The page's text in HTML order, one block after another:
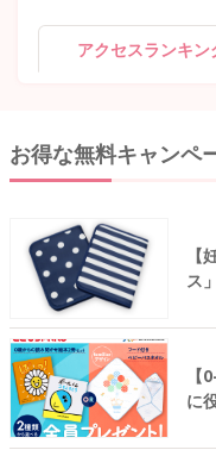
アクセスランキン
お得な無料キャンペ
【
ス
に